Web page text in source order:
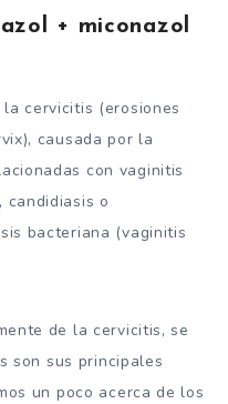
+ miconazol
cervicitis (erosiones
causada por la
con vaginitis
candidiasis o
bacteriana (vaginitis
de la cervicitis, se
son sus principales
un poco acerca de los